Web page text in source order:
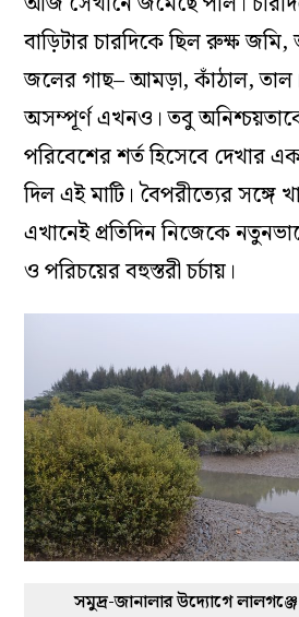
বাড়িটার চারদিকে ছিল রুক্ষ
জলের গাছ– আমড়া, কাঁঠাল,
অসম্পূর্ণ এখনও। তবু
পরিবেশের শর্ত হিসেবে দেখার
দিল এই মাটি। বৈপরীত্যের সঙ্গে
এখানেই প্রতিদিন নিজেকে
ও পরিচয়ের বহুস্তরী চর্চায়।
সমুদ্র-জানালার উদ্যোগে